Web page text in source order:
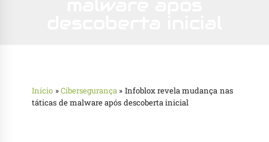
Início »Cibersegurança » Infoblox revela mudança nas
táticas de malware após descoberta inicial